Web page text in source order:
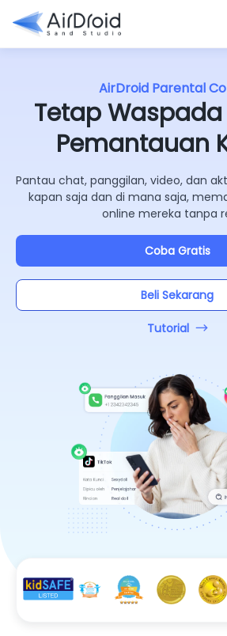
AirDroid Parental
Tetap
Pemantauan
Pantau chat, panggilan, video, dan
kapan saja dan di mana saja,
online mereka tanpa
Coba Gratis
Beli Sekarang
Tutorial